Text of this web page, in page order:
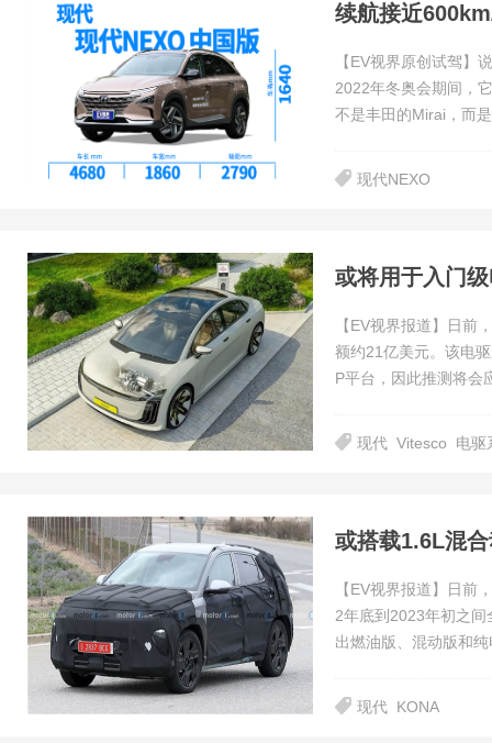
续航接近
【EV视界原创试驾】
2022年冬奥会期间，
不是丰田的Mirai，而
现代NEXO
或将用于入门
【EV视界报道】日前
额约21亿美元。该电
P平台，因此推测将会
现代 Vitesco 电驱
或搭载1.6L混
【EV视界报道】日前
2年底到2023年初之
出燃油版、混动版和
现代 KONA